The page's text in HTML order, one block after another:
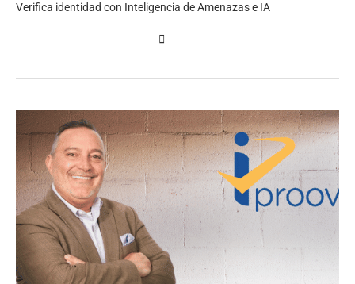
Verifica identidad con Inteligencia de Amenazas e IA